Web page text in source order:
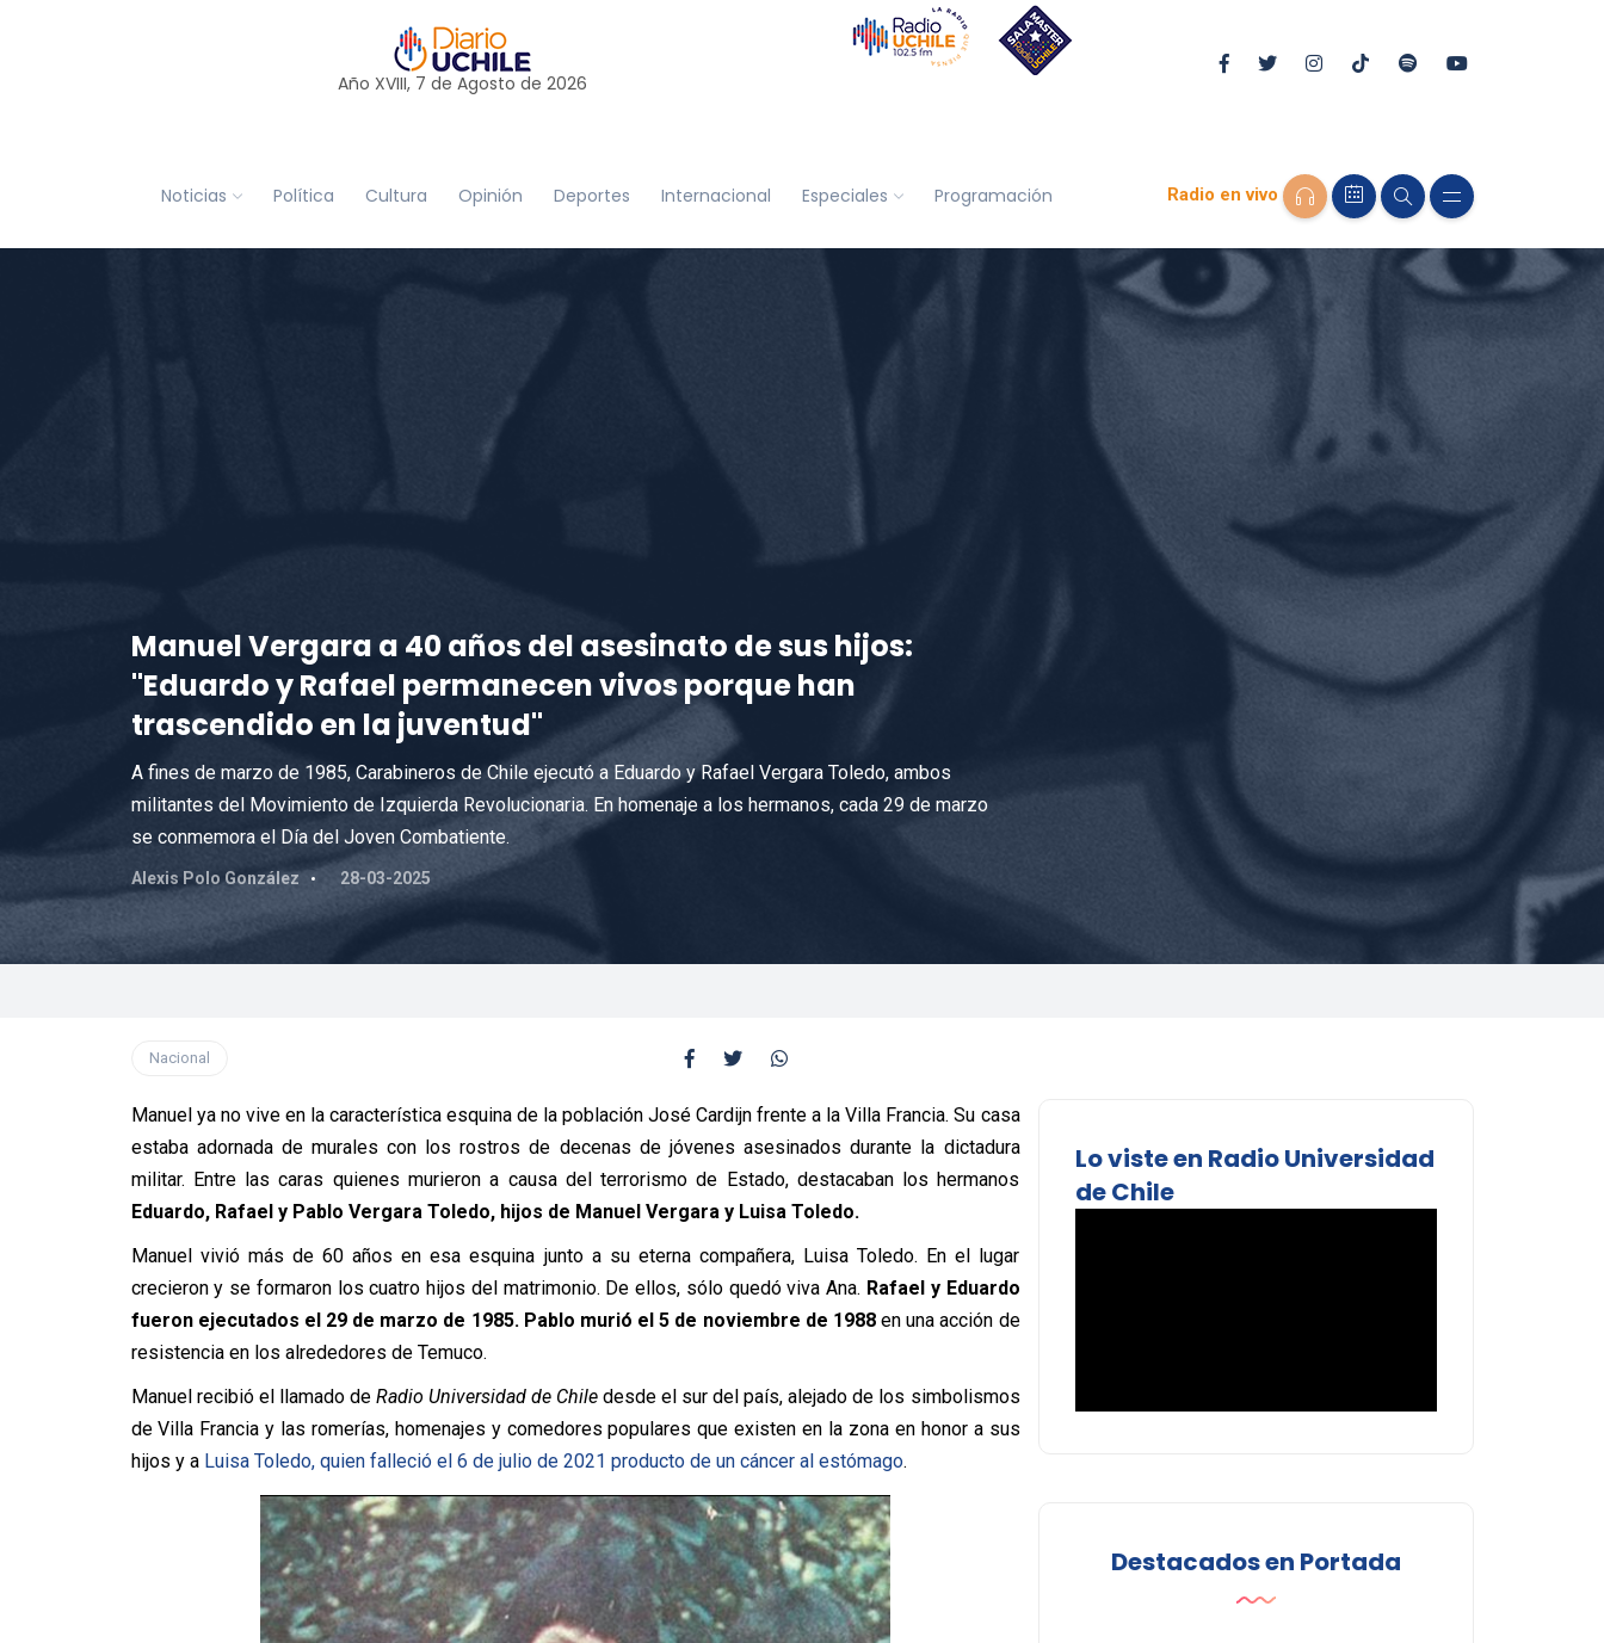
Año XVIII, 7 de Agosto de 2026
Noticias Política Cultura Opinión Deportes Internacional Especiales Programación Radio en vivo
Manuel Vergara a 40 años del asesinato de sus hijos:
"Eduardo y Rafael permanecen vivos porque han
trascendido en la juventud"
A fines de marzo de 1985, Carabineros de Chile ejecutó a Eduardo y Rafael Vergara Toledo, ambos
militantes del Movimiento de Izquierda Revolucionaria. En homenaje a los hermanos, cada 29 de marzo
se conmemora el Día del Joven Combatiente.
Alexis Polo González 28-03-2025
Nacional
Manuel ya no vive en la característica esquina de la población José Cardijnfrente a la Villa Francia. Su casa
estaba adornada de murales con los rostros de decenas de jóvenes asesinados durante la dictadura
militar. Entre las caras quienes murieron a causa del terrorismo de Estado, destacaban los hermanos
Eduardo, Rafael y Pablo Vergara Toledo, hijos de Manuel Vergara y Luisa Toledo.
Manuel vivió más de 60 años en esa esquina junto a su eterna compañera, Luisa Toledo. En el lugar
crecieron y se formaron los cuatro hijos del matrimonio. De ellos, sólo quedó viva Ana. Rafael y Eduardo
fueron ejecutados el 29 de marzo de 1985. Pablo murió el 5 de noviembre de 1988en una acción de
resistencia en los alrededores de Temuco.
Manuel recibió el llamado deRadio Universidad de Chile desde el sur del país, alejado de los simbolismos
de Villa Francia y las romerías, homenajes y comedores populares que existen en la zona en honor a sus
hijos y a Luisa Toledo, quien falleció el 6 de julio de 2021 producto de un cáncer al estómago.
Lo viste en Radio Universidad
de Chile
Destacados en Portada